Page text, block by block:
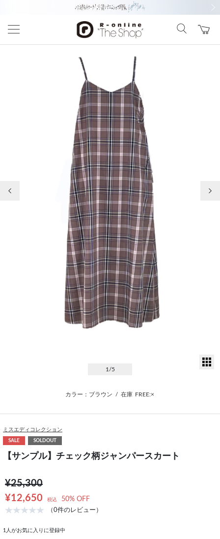
1 /5
カラー：ブラウン / 在庫 FREE:×
ミスエディコレクション
SALE SOLDOUT
【サンプル】チェック柄ジャンパースカート
¥25,300
¥12,650
税込 50% OFF
（0件のレビュー）
1 人がお気に入りに登録中